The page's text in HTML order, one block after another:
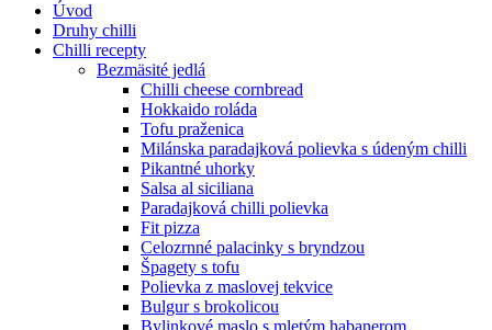
Úvod
Druhy chilli
Chilli recepty
Bezmäsité jedlá
Chilli cheese cornbread
Hokkaido roláda
Tofu praženica
Milánska paradajková polievka s údeným chilli
Pikantné uhorky
Salsa al siciliana
Paradajková chilli polievka
Fit pizza
Celozrnné palacinky s bryndzou
Špagety s tofu
Polievka z maslovej tekvice
Bulgur s brokolicou
Bylinkové maslo s mletým habanerom